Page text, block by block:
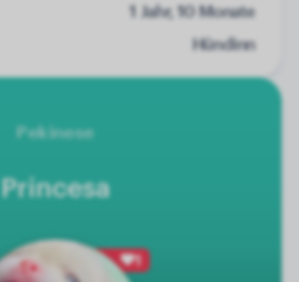
1 Jahr, 10 Monate
Hündinn
Pekinese
Princesa
1